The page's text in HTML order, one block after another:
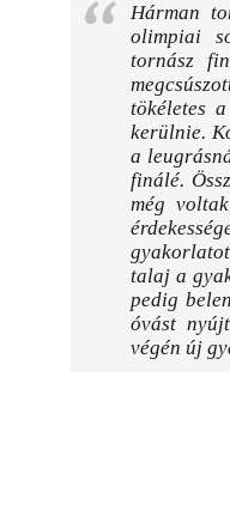
Hárman
olimpiai
tornász
tökéletes
kerülnie.
a
finálé.
még
talaj a
pedig
óvást
végén új